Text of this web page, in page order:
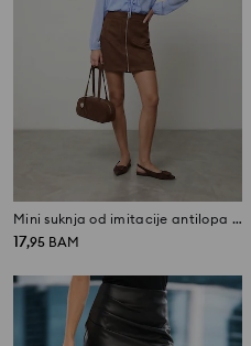
Mini suknja od imitacije antilopa s rajsferšlusom
17,95 BAM